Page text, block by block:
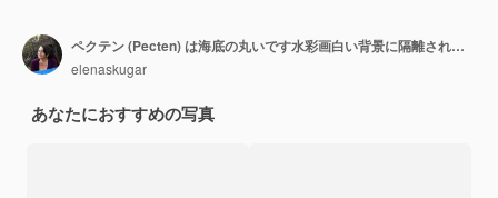
ペクテン (Pecten) は海底の丸いです水彩画白い背景に隔離された茶色の色で扇風機の形をしたベージュと茶色のの貝のセットです
elenaskugar
あなたにおすすめの写真